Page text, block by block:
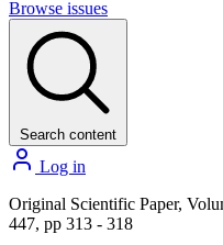
Browse issues
Search content
Log in
Original Scientific Paper,
447, pp 313 - 318